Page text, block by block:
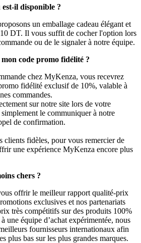
il disponible ?
un emballage cadeau élégant et
DT. Il vous suffit de cocher l'option lors
ou de le signaler à notre équipe.
code promo fidélité ?
chez MyKenza, vous recevrez
fidélité exclusif de 10%, valable à
commandes.
sur notre site lors de votre
le communiquer à notre
de confirmation.
clients fidèles, pour vous remercier de
une expérience MyKenza encore plus
chers ?
offrir le meilleur rapport qualité-prix
exclusives et nos partenariats
très compétitifs sur des produits 100%
une équipe d’achat expérimentée, nous
fournisseurs internationaux afin
plus bas sur les plus grandes marques.